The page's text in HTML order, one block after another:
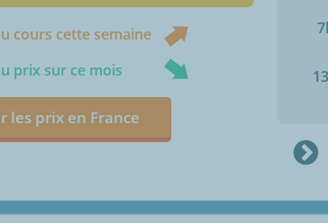
cours cette semaine
prix sur ce mois
les prix en France